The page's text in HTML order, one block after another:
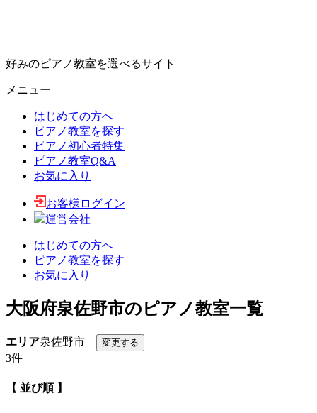
好みのピアノ教室を選べるサイト
メニュー
はじめての方へ
ピアノ教室を探す
ピアノ初心者特集
ピアノ教室Q&A
お気に入り
お客様ログイン
運営会社
はじめての方へ
ピアノ教室を探す
お気に入り
大阪府泉佐野市のピアノ教室一覧
エリア泉佐野市
3件
【 並び順 】